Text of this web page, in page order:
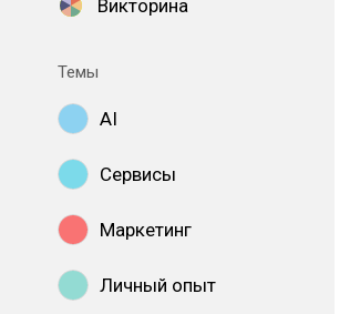
Викторина
Темы
AI
Сервисы
Маркетинг
Личный опыт